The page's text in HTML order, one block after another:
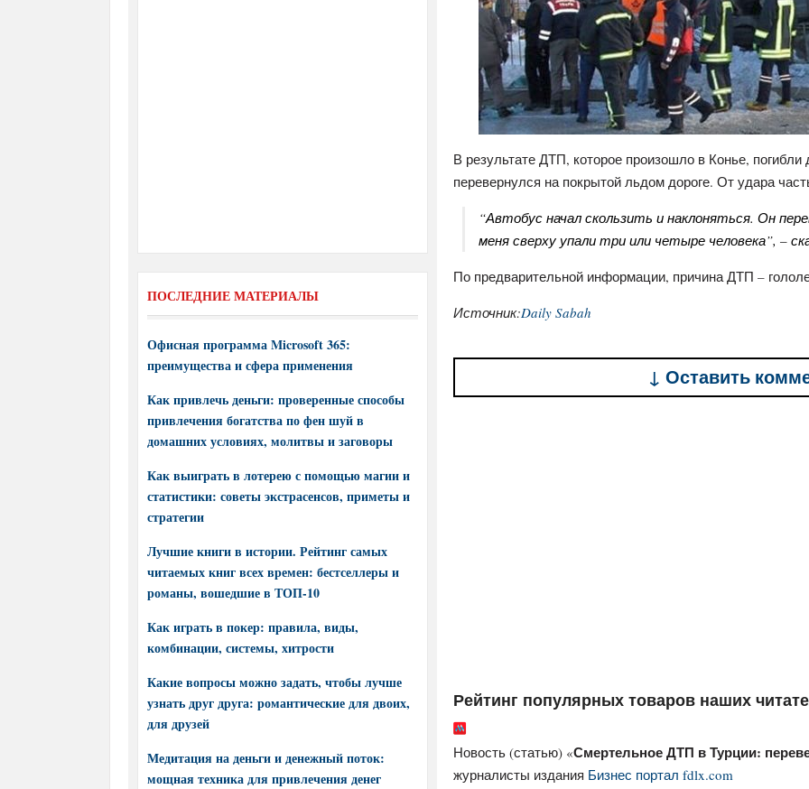
В результате ДТП, которое произошло в Конье,
перевернулся на покрытой льдом дороге. От удара
“Автобус начал скользить и наклоняться. Он
меня сверху упали три или четыре человека”, –
По предварительной информации, причина ДТП –
Источник:Daily Sabah
↓ Оставить
Рейтинг популярных товаров наших
Новость (статью) «Смертельное ДТП в Турции:
журналисты издания Бизнес портал fdlx.com
ПОСЛЕДНИЕ МАТЕРИАЛЫ
Офисная программа Microsoft 365:
преимущества и сфера применения
Как привлечь деньги: проверенные способы
привлечения богатства по фен шуй в
домашних условиях, молитвы и заговоры
Как выиграть в лотерею с помощью магии и
статистики: советы экстрасенсов, приметы и
стратегии
Лучшие книги в истории. Рейтинг самых
читаемых книг всех времен: бестселлеры и
романы, вошедшие в ТОП-10
Как играть в покер: правила, виды,
комбинации, системы, хитрости
Какие вопросы можно задать, чтобы лучше
узнать друг друга: романтические для двоих,
для друзей
Медитация на деньги и денежный поток:
мощная техника для привлечения денег